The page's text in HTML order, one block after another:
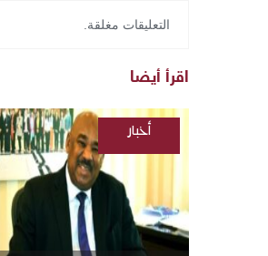
التعليقات مغلقة.
اقرأ أيضا
أخبار
السودانية
/